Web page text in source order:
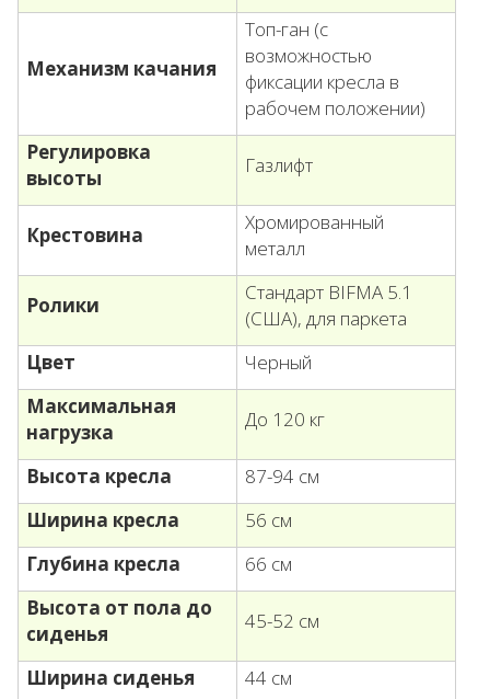
Механизм качания
Топ-ган (с
возможностью
фиксации кресла в
рабочем положении)
Регулировка
высоты
Газлифт
Крестовина
Хромированный
металл
Ролики
Стандарт BIFMA 5.1
(США), для паркета
Цвет
Черный
Максимальная
нагрузка
До 120 кг
Высота кресла
87-94 см
Ширина кресла
56 см
Глубина кресла
66 см
Высота от пола до
сиденья
45-52 см
Ширина сиденья
44 см